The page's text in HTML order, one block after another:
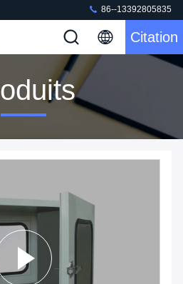
86--13392805835
Citation